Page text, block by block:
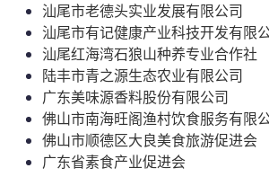
汕尾市老德头实业发展有限公司
汕尾市有记健康产业科技开发有限
汕尾红海湾石狼山种养专业合作社
陆丰市青之源生态农业有限公司
广东美味源香料股份有限公司
佛山市南海旺阁渔村饮食服务有限
佛山市顺德区大良美食旅游促进会
广东省素食产业促进会